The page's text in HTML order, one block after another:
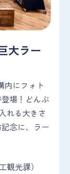
大ラー
内にフォト
場！どんぶ
れる大きさ
念に、ラー
観光課）